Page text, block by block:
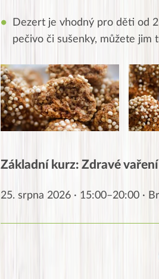
Dezert je vhodný pro děti od
pečivo či sušenky, můžete
Základní kurz: Zdravé
25. srpna 2026 · 15:00–20:00 ·